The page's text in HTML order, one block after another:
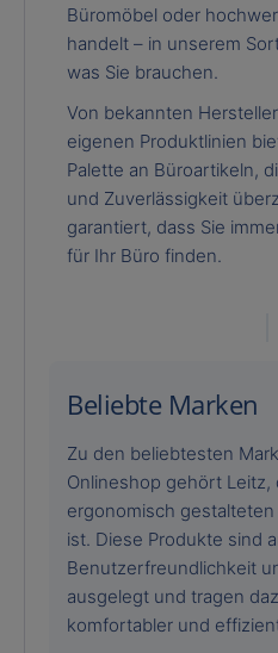
Büromöbel oder
handelt – in unserem
was Sie brauchen.
Von bekannten
eigenen Produktlinien
Palette an Büroartikeln,
und Zuverlässigkeit
garantiert, dass Sie
für Ihr Büro finden.
Beliebte Marken
Zu den beliebtesten
Onlineshop gehört Leitz,
ergonomisch
ist. Diese Produkte sind
Benutzerfreundlichkeit
ausgelegt und tragen
komfortabler und